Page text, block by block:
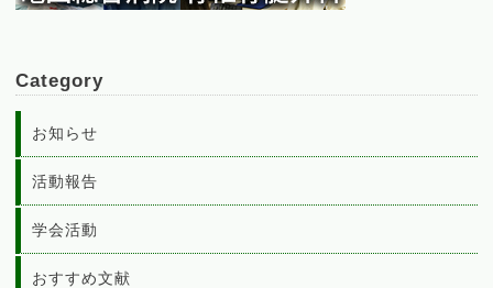
Category
お知らせ
活動報告
学会活動
おすすめ文献